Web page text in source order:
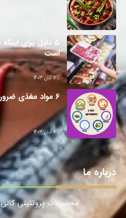
5 دلیل برای
است
12 آبان 1403
6 مواد مغذی ضروری برای بدن چیست؟
12 آبان 1403
درباره ما
محصولات پروتئینی